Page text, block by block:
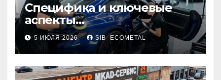
Специфика и ключевые
аспекты
профессионального
детейлинга кузова и
салона
5 ИЮЛЯ 2026 SIB_ECOMETAL